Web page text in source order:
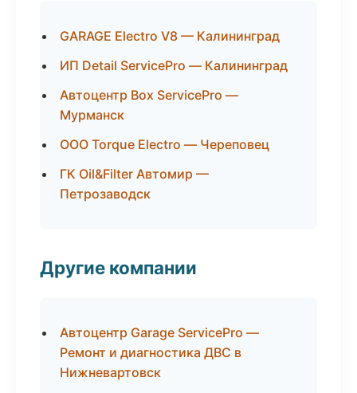
GARAGE Electro V8 — Калининград
ИП Detail ServicePro — Калининград
Автоцентр Box ServicePro —
Мурманск
ООО Torque Electro — Череповец
ГК Oil&Filter Автомир —
Петрозаводск
Другие компании
Автоцентр Garage ServicePro —
Ремонт и диагностика ДВС в
Нижневартовск